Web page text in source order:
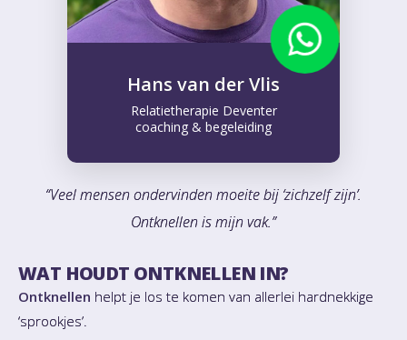
Hans van der Vlis
Relatietherapie Deventer
coaching & begeleiding
WAT HOUDT ONTKNELLEN IN?
“Veel mensen ondervinden moeite bij ‘zichzelf zijn’.
Ontknellen is mijn vak.”
Ontknellen helpt je los te komen van allerlei hardnekkige
‘sprookjes’.